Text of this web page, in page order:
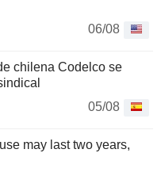
06/08
chilena Codelco se
05/08
may last two years,